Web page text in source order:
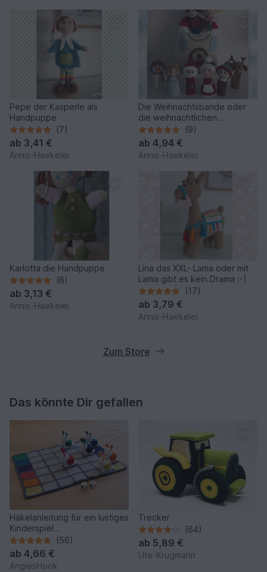
Pepe der Kasperle als
Handpuppe
(7)
ab 3,41 €
Annis-Haekelei
Die Weihnachtsbande oder
die weihnachtlichen
Fingerpuppen in ihrem
Weihnachtshaus-Beutel :-)
(9)
ab 4,94 €
Annis-Haekelei
Karlotta die Handpuppe
(6)
ab 3,13 €
Annis-Haekelei
Lina das XXL- Lama oder mit
Lama gibt es kein Drama :-)
(17)
ab 3,79 €
Annis-Haekelei
Zum Store
Das könnte Dir gefallen
Häkelanleitung für ein lustiges
Kinderspiel
"Schneckenrennen"
(56)
ab 4,66 €
AngiesHook
Trecker
(64)
ab 5,89 €
Ute-Krugmann